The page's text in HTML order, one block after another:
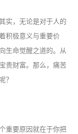
实，无论是对于人的
积极意义与重要价
生命觉醒之道的。从
贵财富。那么，痛苦
？
重要原因就在于你把